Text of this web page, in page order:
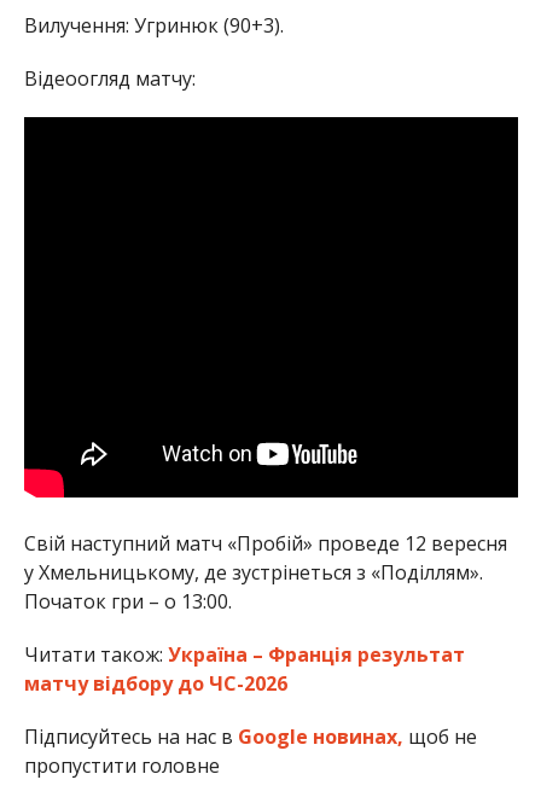
Вилучення: Угринюк (90+3).
Відеоогляд матчу:
Свій наступний матч «Пробій» проведе 12 вересня
у Хмельницькому, де зустрінеться з «Поділлям».
Початок гри – о 13:00.
Читати також: Україна – Франція результат
матчу відбору до ЧС-2026
Підписуйтесь на нас в Google новинах, щоб не
пропустити головне